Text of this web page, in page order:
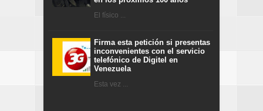
El físico ...
Firma esta petición si presentas
inconvenientes con el servicio
telefónico de Digitel en
Venezuela
Esta vez ...